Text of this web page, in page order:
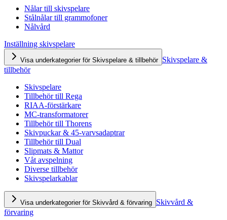
Nålar till skivspelare
Stålnålar till grammofoner
Nålvård
Inställning skivspelare
Visa underkategorier för Skivspelare & tillbehör Skivspelare &
tillbehör
Skivspelare
Tillbehör till Rega
RIAA-förstärkare
MC-transformatorer
Tillbehör till Thorens
Skivpuckar & 45-varvsadaptrar
Tillbehör till Dual
Slipmats & Mattor
Våt avspelning
Diverse tillbehör
Skivspelarkablar
Visa underkategorier för Skivvård & förvaring Skivvård &
förvaring